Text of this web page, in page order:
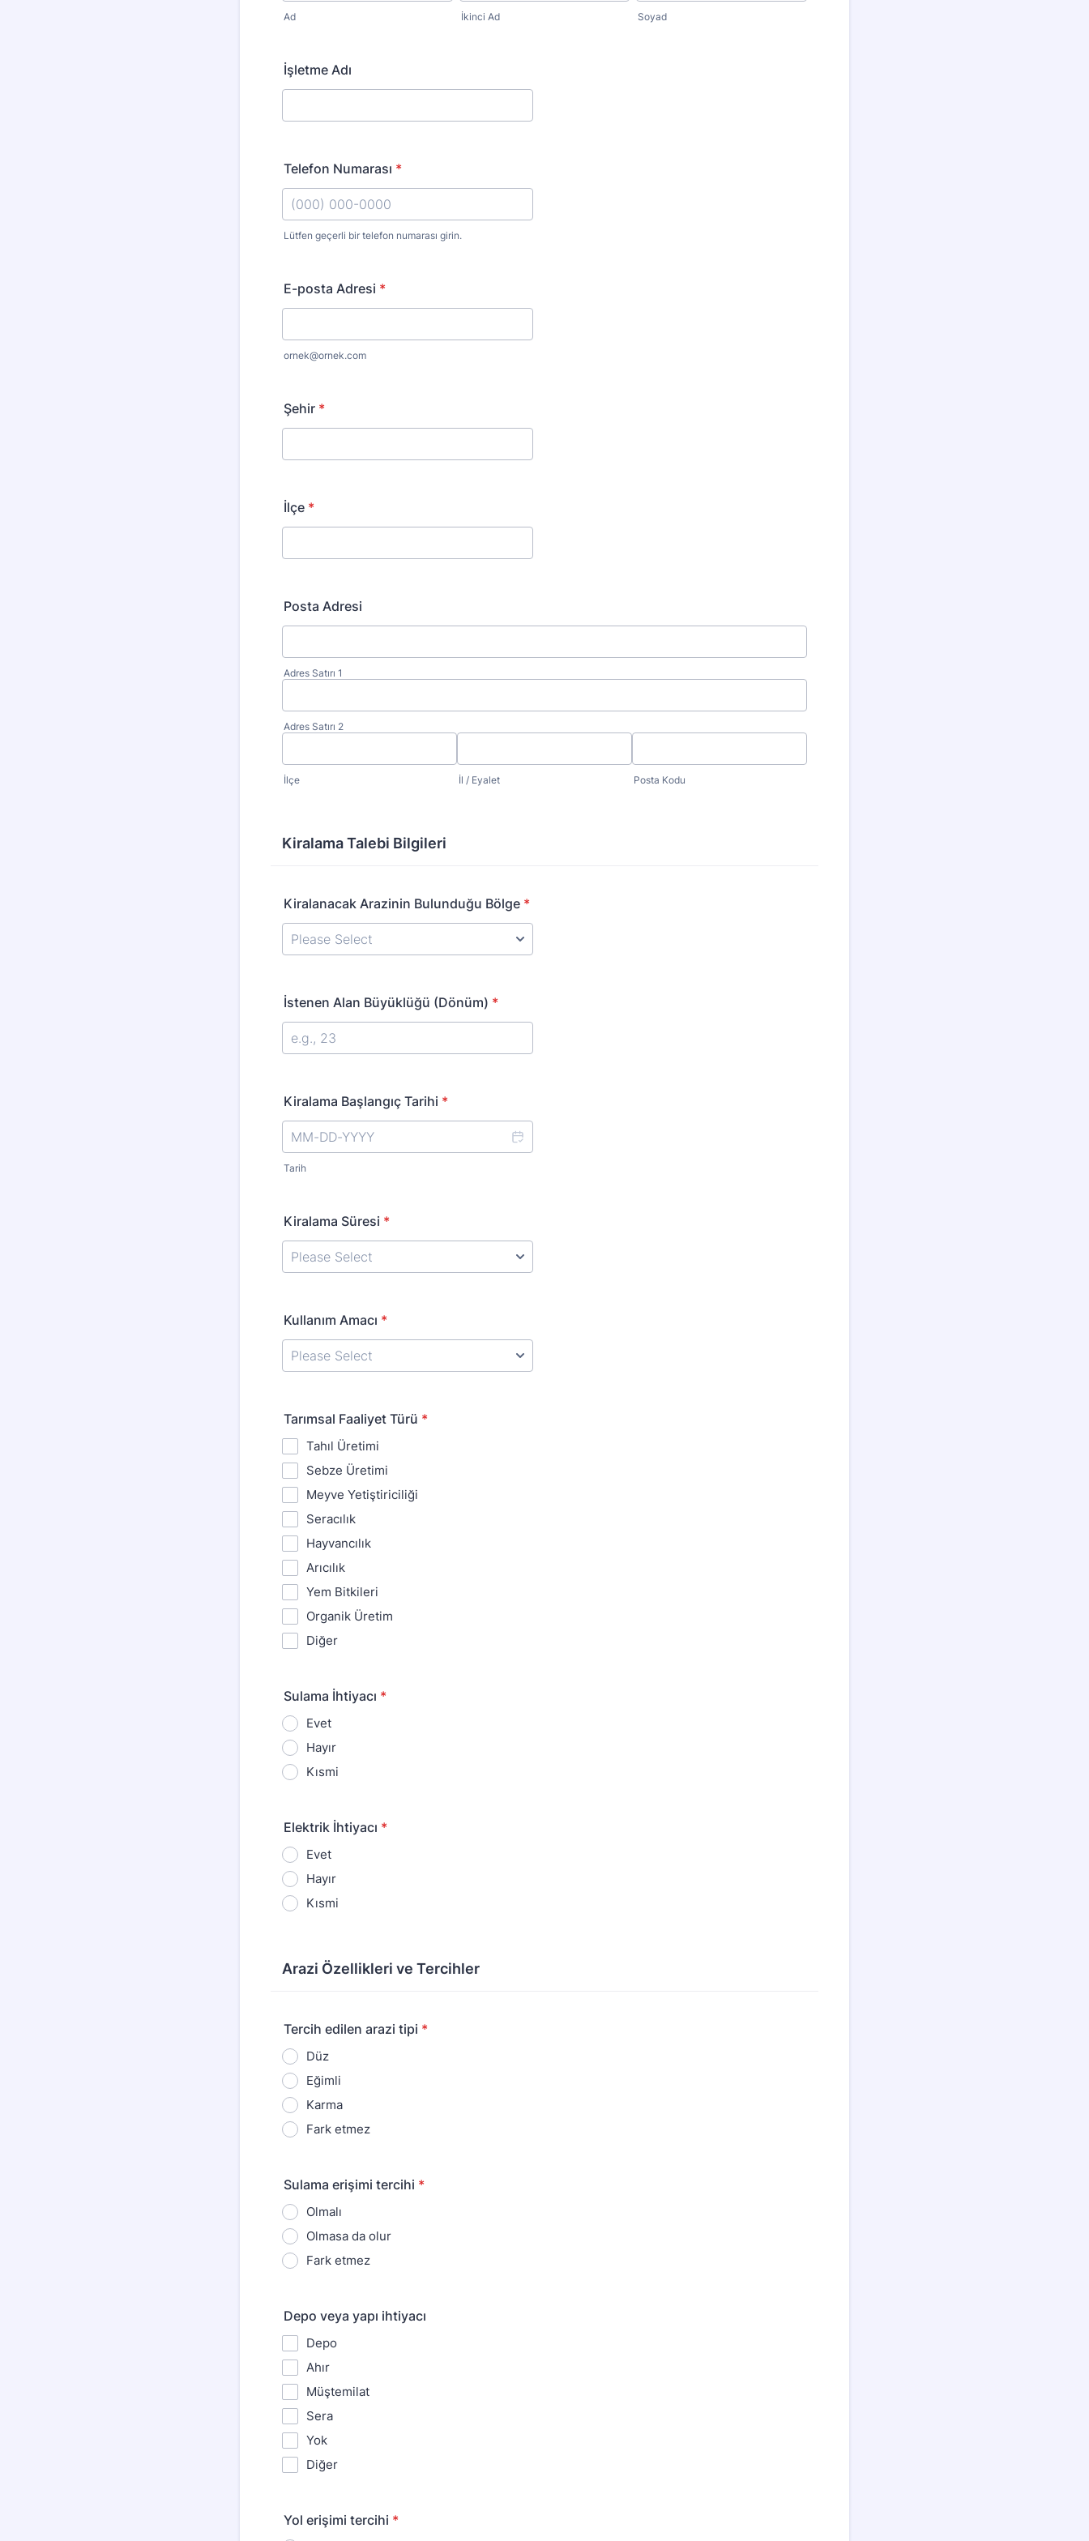
Ad İkinci Ad Soyad
İşletme Adı
Telefon Numarası *
Lütfen geçerli bir telefon numarası girin.
E-posta Adresi *
ornek@ornek.com
Şehir *
İlçe *
Posta Adresi
Adres Satırı 1
Adres Satırı 2
İlçe İl / Eyalet Posta Kodu
Kiralama Talebi Bilgileri
Kiralanacak Arazinin Bulunduğu Bölge *
İstenen Alan Büyüklüğü (Dönüm) *
Kiralama Başlangıç Tarihi *
Tarih
Kiralama Süresi *
Kullanım Amacı *
Tarımsal Faaliyet Türü *
Tahıl Üretimi
Sebze Üretimi
Meyve Yetiştiriciliği
Seracılık
Hayvancılık
Arıcılık
Yem Bitkileri
Organik Üretim
Diğer
Sulama İhtiyacı *
Evet
Hayır
Kısmi
Elektrik İhtiyacı *
Evet
Hayır
Kısmi
Arazi Özellikleri ve Tercihler
Tercih edilen arazi tipi *
Düz
Eğimli
Karma
Fark etmez
Sulama erişimi tercihi *
Olmalı
Olmasa da olur
Fark etmez
Depo veya yapı ihtiyacı
Depo
Ahır
Müştemilat
Sera
Yok
Diğer
Yol erişimi tercihi *